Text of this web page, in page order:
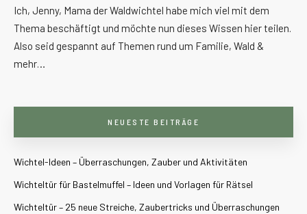
Ich, Jenny, Mama der Waldwichtel habe mich viel mit dem
Thema beschäftigt und möchte nun dieses Wissen hier teilen.
Also seid gespannt auf Themen rund um Familie, Wald &
mehr…
NEUESTE BEITRÄGE
Wichtel-Ideen – Überraschungen, Zauber und Aktivitäten
Wichteltür für Bastelmuffel – Ideen und Vorlagen für Rätsel
Wichteltür – 25 neue Streiche, Zaubertricks und Überraschungen